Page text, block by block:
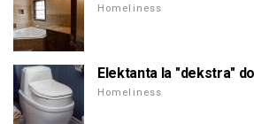
Homeliness
Elektanta la "dekstra"
Homeliness